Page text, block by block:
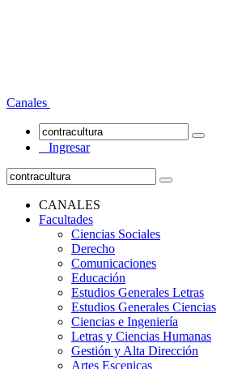
Canales
Ingresar
CANALES
Facultades
Ciencias Sociales
Derecho
Comunicaciones
Educación
Estudios Generales Letras
Estudios Generales Ciencias
Ciencias e Ingeniería
Letras y Ciencias Humanas
Gestión y Alta Dirección
Artes Escenicas